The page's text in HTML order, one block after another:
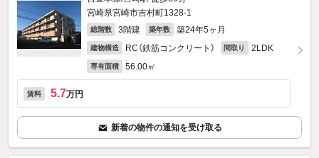
宮崎県宮崎市吉村町1328‐1
総階数 3階建 築年数 築24年5ヶ月
建物構造 RC（鉄筋コンクリート） 間取り 2LDK
専有面積 56.00㎡
賃料 5.7万円
新着の物件の通知を受け取る